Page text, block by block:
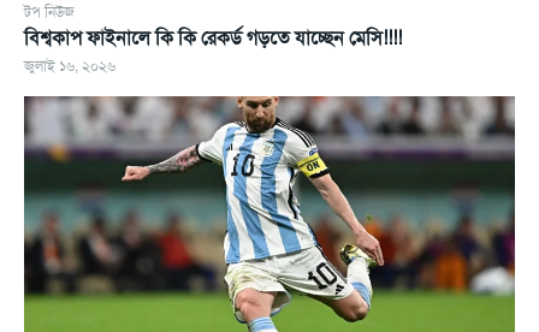
টপ নিউজ
বিশ্বকাপ ফাইনালে কি কি রেকর্ড গড়তে যাচ্ছেন মেসি!!!!
জুলাই ১৬, ২০২৬